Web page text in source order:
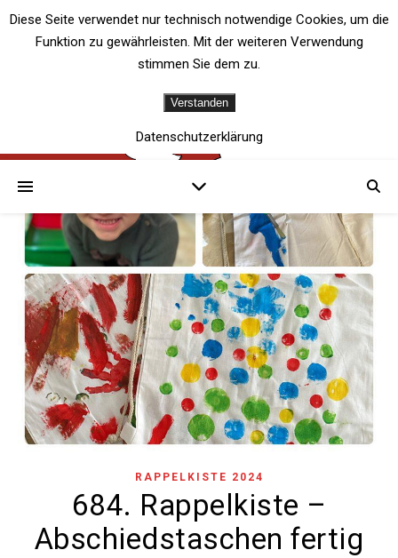
RAPPELKISTE 2024
684. Rappelkiste –
Abschiedstaschen fertig
Diese Seite verwendet nur technisch notwendige Cookies, um die
Funktion zu gewährleisten. Mit der weiteren Verwendung
stimmen Sie dem zu.
Verstanden
Datenschutzerklärung